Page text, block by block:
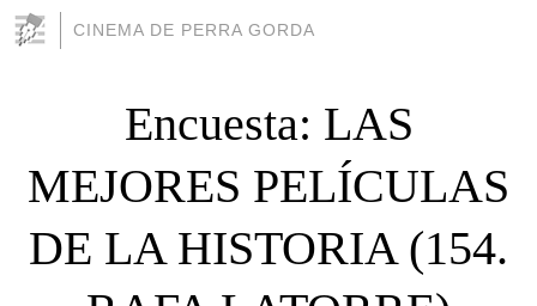
CINEMA DE PERRA GORDA
Encuesta: LAS
MEJORES PELÍCULAS
DE LA HISTORIA (154.